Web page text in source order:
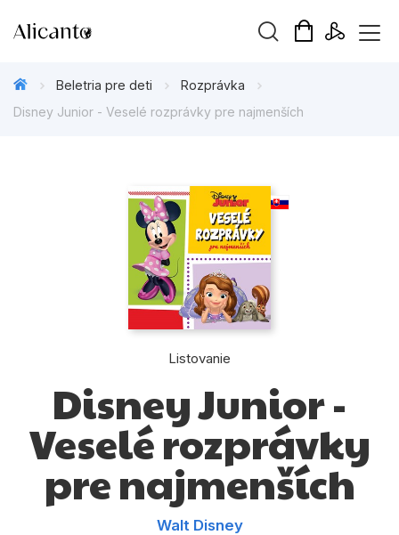
Beletria pre deti
Beletria pre dospelých
Darčekové publikácie
Doplnkový sortiment
Komiks
Počítače
Poézia
Populárno - náučné pre deti
Beletria pre deti
Rozprávka
Disney Junior - Veselé rozprávky pre najmenších
Listovanie
Disney Junior -
Veselé rozprávky
pre najmenších
Walt Disney